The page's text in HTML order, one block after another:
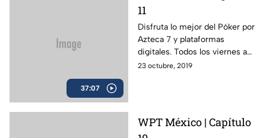
37:07
11
Disfruta lo mejor del Póker por
Azteca 7 y plataformas
digitales. Todos los viernes a
las 11 PM.
23 octubre, 2019
WPT México | Capítulo